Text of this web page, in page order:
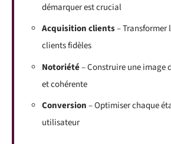
démarquer est crucial
Acquisition clients– Transformer
clients fidèles
Notoriété– Construire une image
et cohérente
Conversion– Optimiser chaque
utilisateur